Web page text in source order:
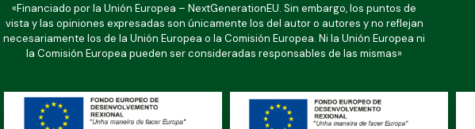
«Financiado por la Unión Europea – NextGenerationEU. Sin embargo, los puntos de
vista y las opiniones expresadas son únicamente los del autor o autores y no reflejan
necesariamente los de la Unión Europea o la Comisión Europea. Ni la Unión Europea ni
la Comisión Europea pueden ser consideradas responsables de las mismas»